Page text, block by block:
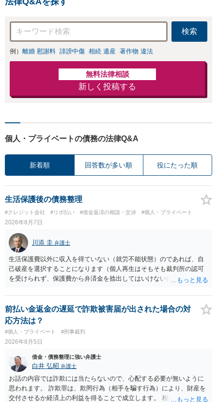
検索
例） 離婚 慰謝料 誹謗中傷 相続 遺産 著作物 違法
無料法律相談
新しく投稿する
個人・プライベートの債務の法律Q&A
新着順 回答数が多い順 役にたった順
生活保護後の債務整理
#クレジット会社 #リボ払い #借金返済の相談・交渉 #個人・プライベート
2026年8月7日
川添 圭 弁護士
生活保護費以外に収入を得ていない（就労不能状態）のであれば、自
己破産を選択することになります（個人再生はそもそも裁判所の認可
を受けられず、保護費から弁済金を捻出してはいけないため任意整理
士費用は法テラスが負担し、裁判所の予納金等も法テラスが援助して
くれるため、弁護士へ自己破産を任せれば解決します。
前払い金返金の遅延で詐欺被害届が出された場合の対
応方法は？
#個人・プライベート #刑事裁判
2026年8月5日
借金・債務整理に強い弁護士
白井 弘昭 弁護士
お話の内容では詐欺には当たらないので、心配する必要が無いように
思われます。 詐欺罪は、欺罔行為（相手を騙す行為）により、財産を
交付させるか経済上の利益を得ることで成立します。 相談者さんは、